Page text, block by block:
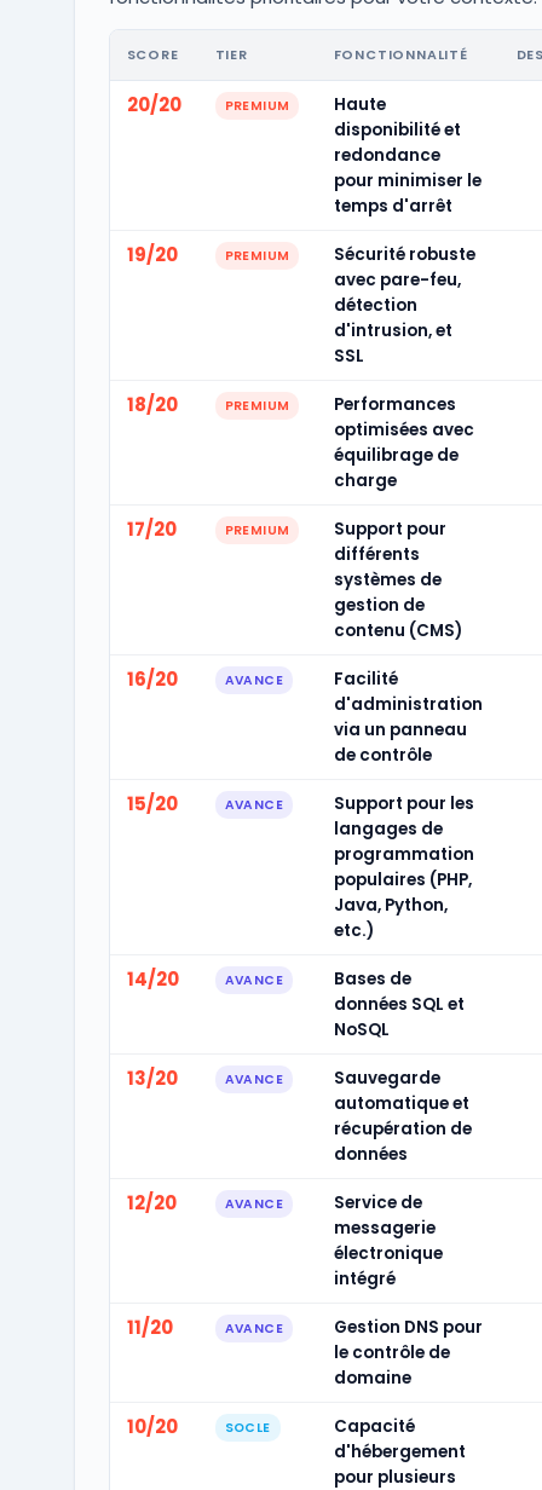
SCORE TIER FONCTIONNALITÉ
20/20 PREMIUM
Haute
disponibilité et
redondance
pour minimiser le
temps d'arrêt
19/20 PREMIUM
Sécurité robuste
avec pare-feu,
détection
d'intrusion, et
SSL
18/20 PREMIUM
Performances
optimisées avec
équilibrage de
charge
17/20 PREMIUM
Support pour
différents
systèmes de
gestion de
contenu (CMS)
16/20 AVANCE
Facilité
d'administration
via un panneau
de contrôle
15/20 AVANCE
Support pour les
langages de
programmation
populaires (PHP,
Java, Python,
etc.)
14/20 AVANCE
Bases de
données SQL et
NoSQL
13/20 AVANCE
Sauvegarde
automatique et
récupération de
données
12/20 AVANCE
Service de
messagerie
électronique
intégré
11/20 AVANCE
Gestion DNS pour
le contrôle de
domaine
10/20 SOCLE
Capacité
d'hébergement
pour plusieurs